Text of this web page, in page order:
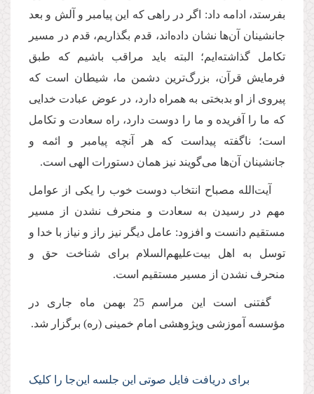
بفرستد، ادامه داد: اگر در راهی که این پیامبر و آلش و بعد
جانشینان آن‌ها نشان داده‌اند، قدم بگذاریم، قدم در مسیر
تکامل گذاشته‌ایم؛ البته باید مراقب باشیم که طبق
فرمایش قرآن، بزرگ‌ترین دشمن ما، شیطان است که
پیروی از او بدبختی به همراه دارد، در عوض عبادت خدایی
که ما را آفریده و ما را دوست دارد، راه سعادت و تکامل
است؛ ناگفته پیداست که هر آنچه پیامبر و ائمه و
جانشینان آن‌ها می‌گویند نیز همان دستورات الهی است.
آیت‌الله مصباح انتخاب دوست خوب را یکی از عوامل
مهم در رسیدن به سعادت و منحرف نشدن از مسیر
مستقیم دانست و افزود: عامل دیگر نیز راز و نیاز با خدا و
توسل به اهل بیت‌علیهم‌السلام برای شناخت حق و
منحرف نشدن از مسیر مستقیم است.
گفتنی است این مراسم 25 بهمن ماه جاری در
مؤسسه آموزشی وپژوهشی امام خمینی (ره) برگزار شد.
برای‌ دریافت فایل صوتی این جلسه این‌جا را کلیک